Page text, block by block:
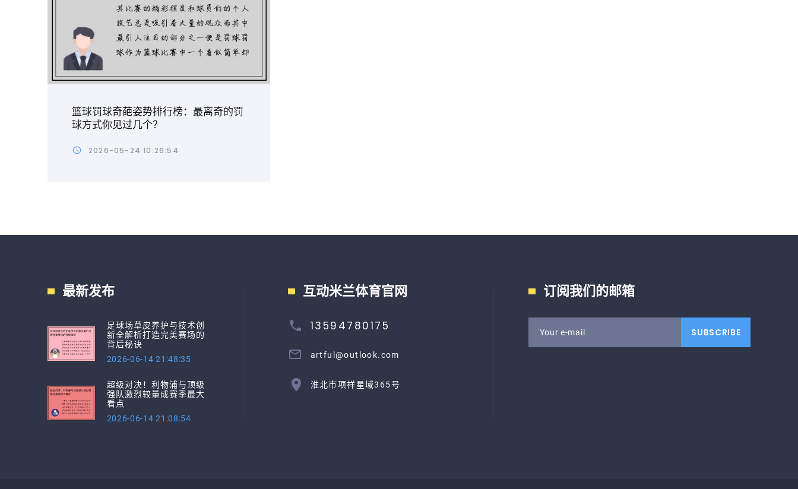
篮球罚球奇葩姿势排行榜：最离奇的罚
球方式你见过几个？
2026-05-24 10:26:54
最新发布
足球场草皮养护与技术创
新全解析打造完美赛场的
背后秘诀
2026-06-14 21:48:35
超级对决！利物浦与顶级
强队激烈较量成赛季最大
看点
2026-06-14 21:08:54
互动米兰体育官网
13594780175
artful@outlook.com
淮北市项祥星域365号
订阅我们的邮箱
Your e-mail SUBSCRIBE